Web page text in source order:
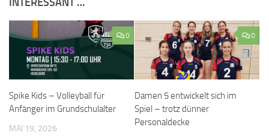
0
Spike Kids – Volleyball für
Anfänger im Grundschulalter
MAI 19, 2026
0
Damen 5 entwickelt sich im
Spiel – trotz dünner
Personaldecke